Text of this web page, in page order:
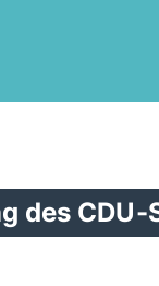
des